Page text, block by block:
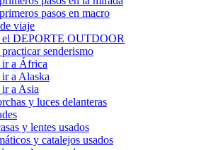
pasos en macro
viaje
el DEPORTE OUTDOOR
practicar senderismo
ir a África
ir a Alaska
ir a Asia
y luces delanteras
y lentes usados
y catalejos usados